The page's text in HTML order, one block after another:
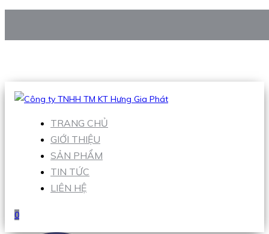
Hotline:0938 906 663
TRANG CHỦ
GIỚI THIỆU
SẢN PHẨM
TIN TỨC
LIÊN HỆ
0